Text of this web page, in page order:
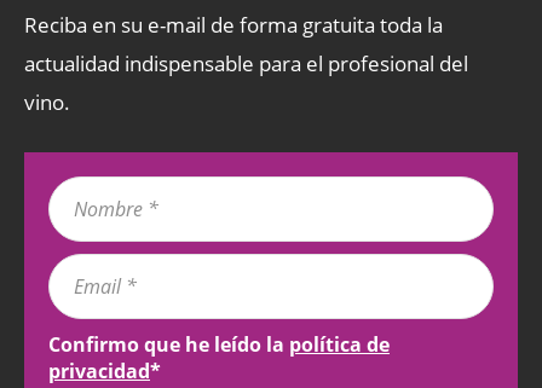
Reciba en su e-mail de forma gratuita toda la
actualidad indispensable para el profesional del
vino.
Confirmo que he leído la política de
privacidad*